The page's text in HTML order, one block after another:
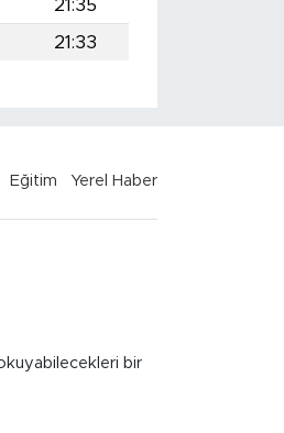
21:35
21:33
Eğitim Yerel Haber
bir